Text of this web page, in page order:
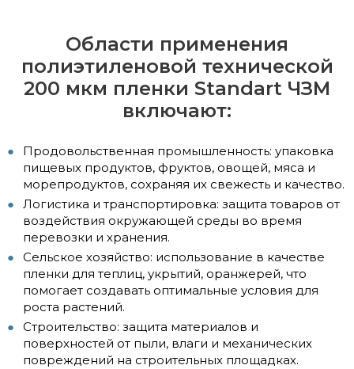
Области применения
полиэтиленовой технической
200 мкм пленки Standart ЧЗМ
включают:
Продовольственная промышленность: упаковка
пищевых продуктов, фруктов, овощей, мяса и
морепродуктов, сохраняя их свежесть и качество.
Логистика и транспортировка: защита товаров от
воздействия окружающей среды во время
перевозки и хранения.
Сельское хозяйство: использование в качестве
пленки для теплиц, укрытий, оранжерей, что
помогает создавать оптимальные условия для
роста растений.
Строительство: защита материалов и
поверхностей от пыли, влаги и механических
повреждений на строительных площадках.